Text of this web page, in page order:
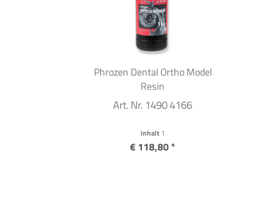
Phrozen Dental Ortho Model
Resin
Art. Nr. 1490 4166
Inhalt 1
€ 118,80 *